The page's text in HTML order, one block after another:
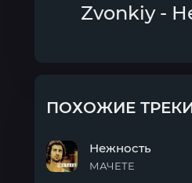
Zvonkiy -
ПОХОЖИЕ
Нежность
МАЧЕТЕ